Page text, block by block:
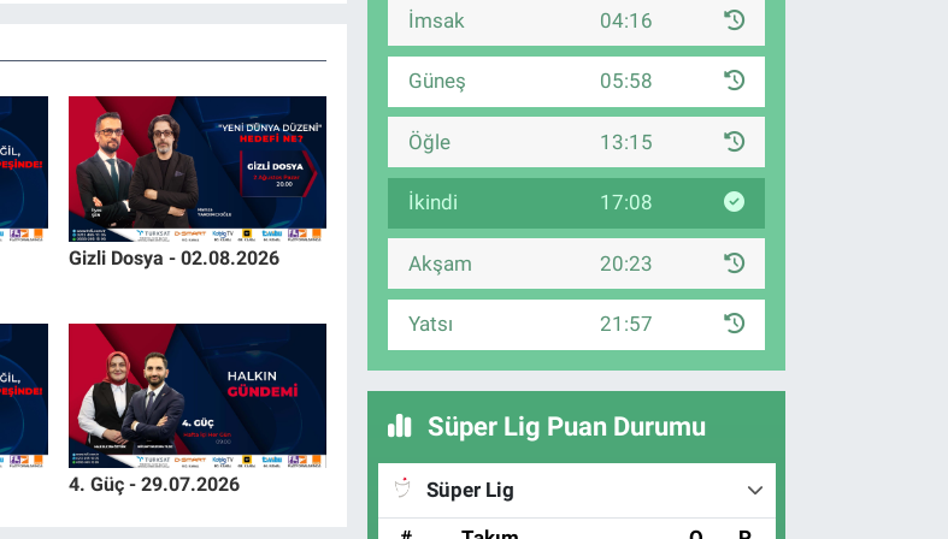
Gizli Dosya - 02.08.2026
4. Güç - 29.07.2026
İmsak 04:16
Güneş 05:58
Öğle 13:15
İkindi 17:08
Akşam 20:23
Yatsı 21:57
Süper Lig Puan Durumu
Süper Lig